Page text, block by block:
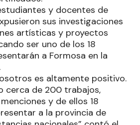
y docentes de
sus investigaciones
artísticas y proyectos
ser uno de los 18
a Formosa en la
es altamente positivo.
cerca de 200 trabajos,
y de ellos 18
a la provincia de